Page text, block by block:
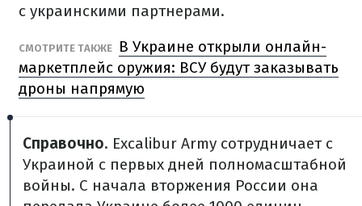
с украинскими партнерами.
СМОТРИТЕ ТАКЖЕ
В Украине открыли онлайн-
маркетплейс оружия: ВСУ будут заказывать
дроны напрямую
Справочно. Excalibur Army сотрудничает с
Украиной с первых дней полномасштабной
войны. С начала вторжения России она